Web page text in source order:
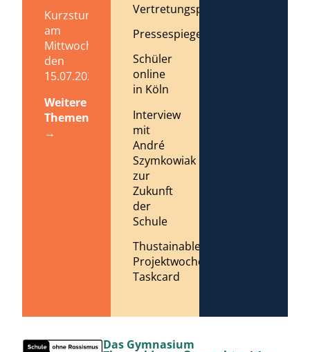
Kurzstundenregelung
am
Mittwoch,
den
15.07.2026
Weitere
Themen
→
Vertretungsplan
Pressespiegel
Schüler
online
in Köln
Interview
mit
André
Szymkowiak
zur
Zukunft
der
Schule
Thustainable
Projektwoche
Taskcard
Das Gymnasium